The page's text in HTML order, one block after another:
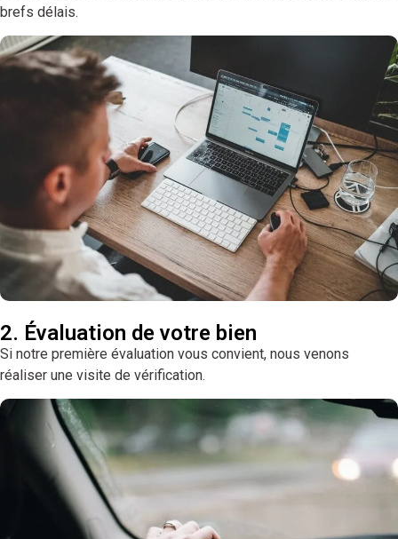
brefs délais.
2. Évaluation de votre bien
Si notre première évaluation vous convient, nous venons
réaliser une visite de vérification.